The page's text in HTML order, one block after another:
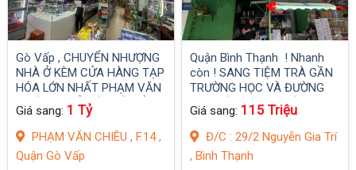
Gò Vấp , CHUYỂN NHƯỢNG
NHÀ Ở KÈM CỬA HÀNG TẠP
HÓA LỚN NHẤT PHẠM VĂN
CHIÊU – CHỈ VIỆC VÀO Ở &
BUÔN BÁN NGAY!
Giá sang: 1 Tỷ
PHẠM VĂN CHIÊU , F.14 ,
Quận Gò Vấp
Quận Bình Thạnh ! Nhanh
còn ! SANG TIỆM TRÀ GẦN
TRƯỜNG HỌC VÀ ĐƯỜNG
CỰC ĐÔNG SINH VIÊN ,
Giá sang: 115 Triệu
Đ/C : 29/2 Nguyễn Gia Trí
, Bình Thạnh